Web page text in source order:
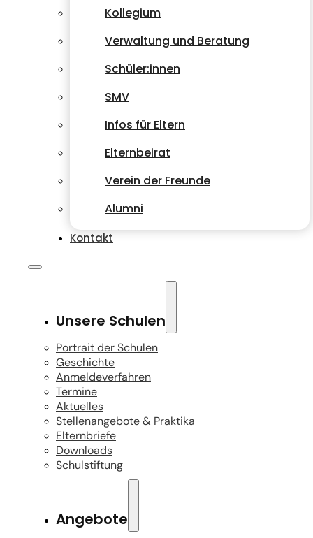
Kollegium
Verwaltung und Beratung
Schüler:innen
SMV
Infos für Eltern
Elternbeirat
Verein der Freunde
Alumni
Kontakt
Unsere Schulen
Portrait der Schulen
Geschichte
Anmeldeverfahren
Termine
Aktuelles
Stellenangebote & Praktika
Elternbriefe
Downloads
Schulstiftung
Angebote